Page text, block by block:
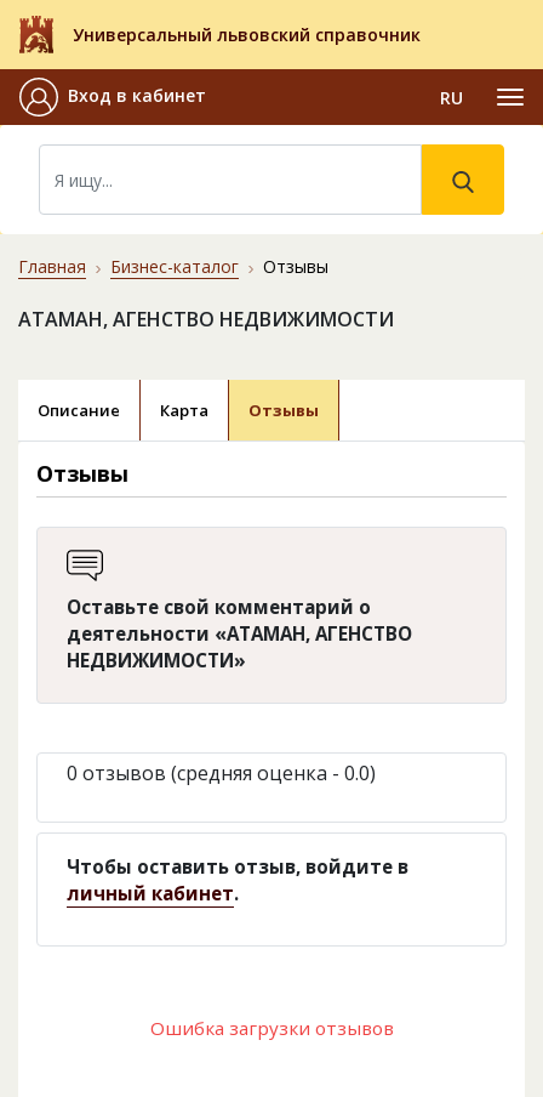
Универсальный львовский справочник
Вход в кабинет RU
Главная Бизнес-каталог Отзывы
АТАМАН, АГЕНСТВО НЕДВИЖИМОСТИ
Описание Карта Отзывы
Отзывы
Оставьте свой комментарий о
деятельности «АТАМАН, АГЕНСТВО
НЕДВИЖИМОСТИ»
0 отзывов (средняя оценка - 0.0)
Чтобы оставить отзыв, войдите в
личный кабинет.
Ошибка загрузки отзывов